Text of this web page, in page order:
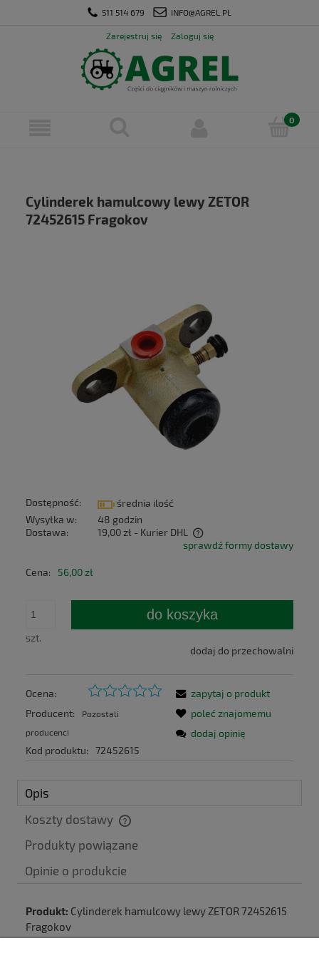
511 514 679 INFO@AGREL.PL
Zarejestruj się Zaloguj się
Cylinderek hamulcowy lewy ZETOR
72452615 Fragokov
Dostępność:
średnia ilość
Wysyłka w:
48 godzin
Dostawa:
19,00 zł - Kurier DHL
Cena nie zawiera ewentualnych kosztów płatności
sprawdź formy dostawy
Cena: 56,00 zł
szt.
do koszyka
dodaj do przechowalni
Ocena:
Producent:
Pozostali
producenci
Kod produktu: 72452615
zapytaj o produkt
poleć znajomemu
dodaj opinię
Opis
Koszty dostawy
Cena nie zawiera ewentualnych kosztów płatności
Produkty powiązane
Produkt: Cylinderek hamulcowy lewy ZETOR 72452615
Fragokov
Zastosowanie:ZETOR 5011-7045, URSUS C-385